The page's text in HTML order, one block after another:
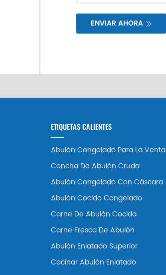
ENVIAR AHORA
ETIQUETAS CALIENTES
Abulón Congelado Para La Venta
Concha De Abulón Cruda
Abulón Congelado Con Cáscara
Abulón Cocido Congelado
Carne De Abulón Cocida
Carne Fresca De Abulón
Abulón Enlatado Superior
Cocinar Abulón Enlatado